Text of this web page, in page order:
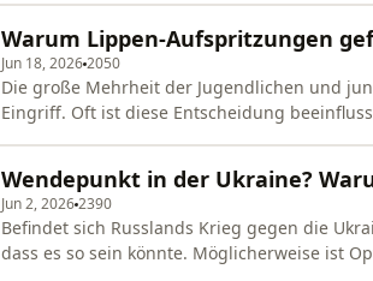
Warum Lippen-Aufspritzungen
Jun 18, 20262050
Die große Mehrheit der Jugendlichen und
Eingriff. Oft ist diese Entscheidung
Schönheitschirurgin Greta Nehr
Wendepunkt in der Ukraine?
Jun 2, 20262390
Befindet sich Russlands Krieg gegen die
dass es so sein könnte. Möglicherweise ist